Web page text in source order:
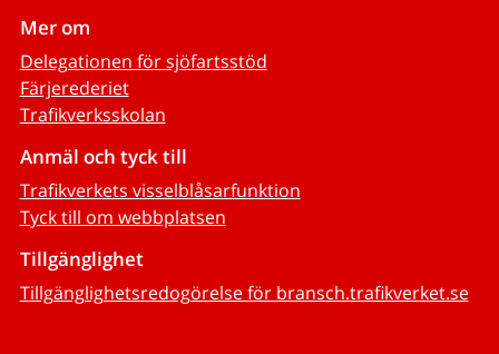
Mer om
Delegationen för sjöfartsstöd
Färjerederiet
Trafikverksskolan
Anmäl och tyck till
Trafikverkets visselblåsarfunktion
Tyck till om webbplatsen
Tillgänglighet
Tillgänglighetsredogörelse för bransch.trafikverket.se